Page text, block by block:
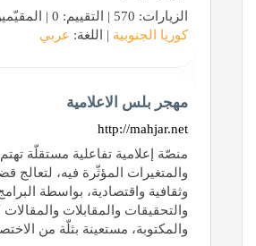
الزيارات: 570 | التقييم: 0 | المقيّمين: 0 | الدولة:
كوريا الجنوبية | اللغة: عربي
مهجر بلس الاعلامية
http://mahjar.net
منصّة إعلامية تفاعلية مستقلّة
والمتغيرات المؤثّرة فيه، لتعالج
وثقافية واقتصادية، بواسطة البرامج
والتحقيقات والمقابلات
والمكتوبة، مستعينة بثلّة من